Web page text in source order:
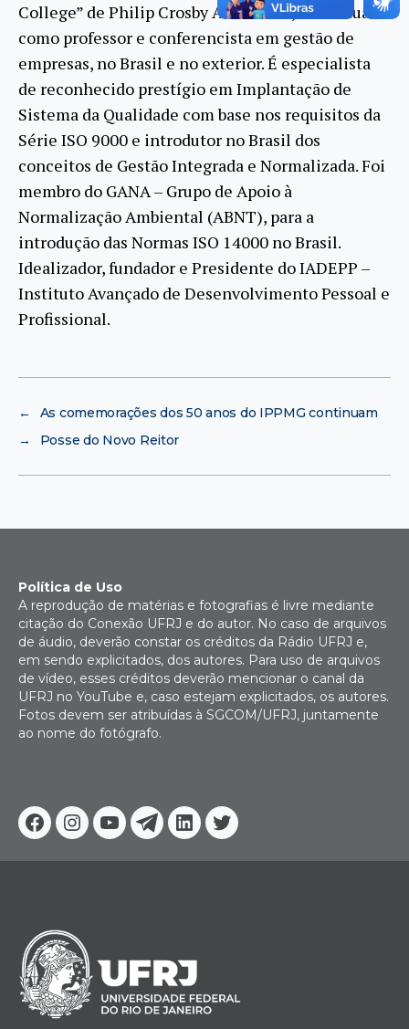
College” de Philip Crosby Associates, USA. Atua
como professor e conferencista em gestão de
empresas, no Brasil e no exterior. É especialista
de reconhecido prestígio em Implantação de
Sistema da Qualidade com base nos requisitos da
Série ISO 9000 e introdutor no Brasil dos
conceitos de Gestão Integrada e Normalizada. Foi
membro do GANA – Grupo de Apoio à
Normalização Ambiental (ABNT), para a
introdução das Normas ISO 14000 no Brasil.
Idealizador, fundador e Presidente do IADEPP –
Instituto Avançado de Desenvolvimento Pessoal e
Profissional.
←
As comemorações dos 50 anos do IPPMG continuam
→
Posse do Novo Reitor
Facebook
Instagram
YoutubeTelegram
Linkedin
Twitter
Política de Uso
A reprodução de matérias e fotografias é livre mediante
citação do Conexão UFRJ e do autor. No caso de arquivos
de áudio, deverão constar os créditos da Rádio UFRJ e,
em sendo explicitados, dos autores. Para uso de arquivos
de vídeo, esses créditos deverão mencionar o canal da
UFRJ no YouTube e, caso estejam explicitados, os autores.
Fotos devem ser atribuídas à SGCOM/UFRJ, juntamente
ao nome do fotógrafo.